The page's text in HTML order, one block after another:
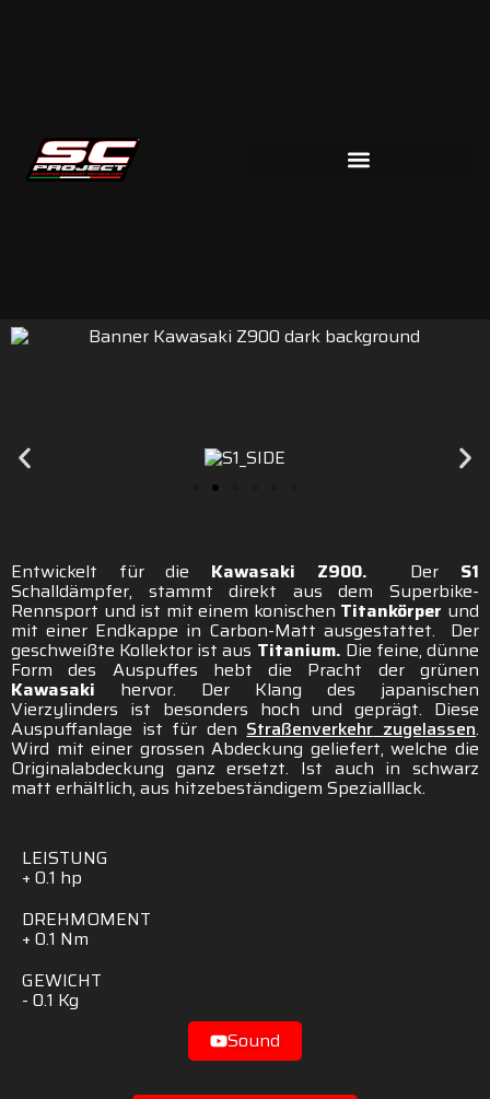
Entwickelt für die Kawasaki Z900. Der S1
Schalldämpfer, stammt direkt aus dem Superbike-
Rennsport und ist mit einem konischen Titankörper und
mit einer Endkappe in Carbon-Matt ausgestattet. Der
geschweißte Kollektor ist aus Titanium. Die feine, dünne
Form des Auspuffes hebt die Pracht der grünen
Kawasaki hervor. Der Klang des japanischen
Vierzylinders ist besonders hoch und geprägt. Diese
Auspuffanlage ist für den Straßenverkehr zugelassen.
Wird mit einer grossen Abdeckung geliefert, welche die
Originalabdeckung ganz ersetzt. Ist auch in schwarz
matt erhältlich, aus hitzebeständigem Spezialllack.
LEISTUNG
+ 0.1 hp
DREHMOMENT
+ 0.1 Nm
GEWICHT
- 0.1 Kg
Sound